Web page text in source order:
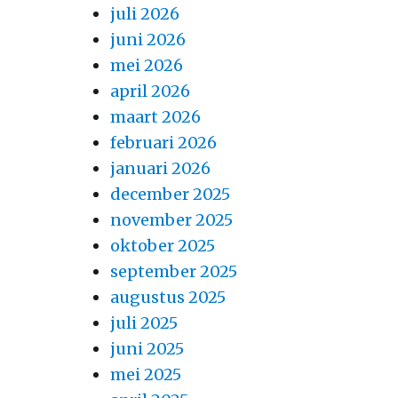
juli 2026
juni 2026
mei 2026
april 2026
maart 2026
februari 2026
januari 2026
december 2025
november 2025
oktober 2025
september 2025
augustus 2025
juli 2025
juni 2025
mei 2025